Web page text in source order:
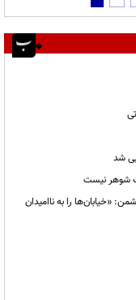
شوهر نیست
«خیابان‌ها را به ناامیدان